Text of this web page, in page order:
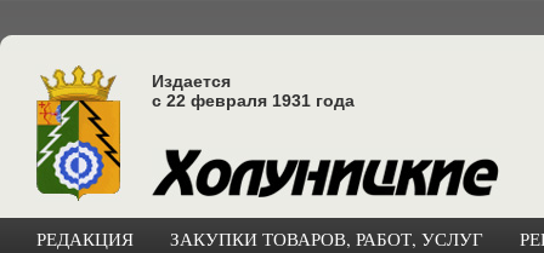
Издается
с 22 февраля 1931 года
РЕДАКЦИЯ ЗАКУПКИ ТОВАРОВ, РАБОТ, УСЛУГ